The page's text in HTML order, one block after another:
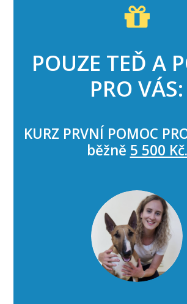
POUZE TEĎ A
PRO VÁS:
KURZ PRVNÍ POMOC
běžně 5 500 Kč.